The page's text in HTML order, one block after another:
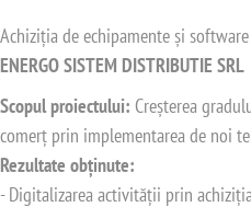
Achiziția de echipamente și
ENERGO SISTEM DISTRIBUTIE SRL
Scopul proiectului: Creșterea
comerț prin implementarea de noi
Rezultate obținute:
- Digitalizarea activității prin